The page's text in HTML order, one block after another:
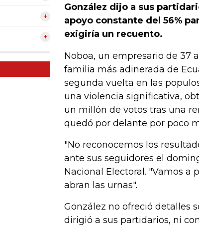
González dijo a sus
apoyo constante del 56%
exigiría un recuento.
Noboa, un empresario de 37
familia más adinerada de
segunda vuelta en las
una violencia significativa,
un millón de votos tras una
quedó por delante por poco
"No reconocemos los
ante sus seguidores el
Nacional Electoral. "Vamos a
abran las urnas".
González no ofreció detalles
dirigió a sus partidarios, ni